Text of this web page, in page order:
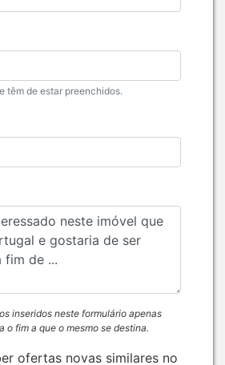
têm de estar preenchidos.
inseridos neste formulário apenas
o fim a que o mesmo se destina.
ofertas novas similares no